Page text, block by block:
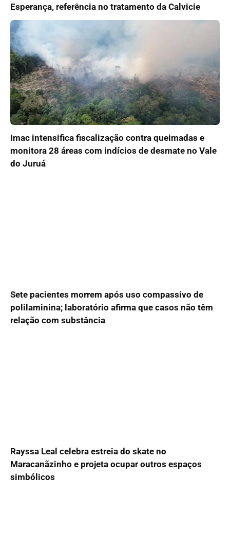
Esperança, referência no tratamento da Calvicie
Imac intensifica fiscalização contra queimadas e
monitora 28 áreas com indícios de desmate no Vale
do Juruá
Sete pacientes morrem após uso compassivo de
polilaminina; laboratório afirma que casos não têm
relação com substância
Rayssa Leal celebra estreia do skate no
Maracanãzinho e projeta ocupar outros espaços
simbólicos